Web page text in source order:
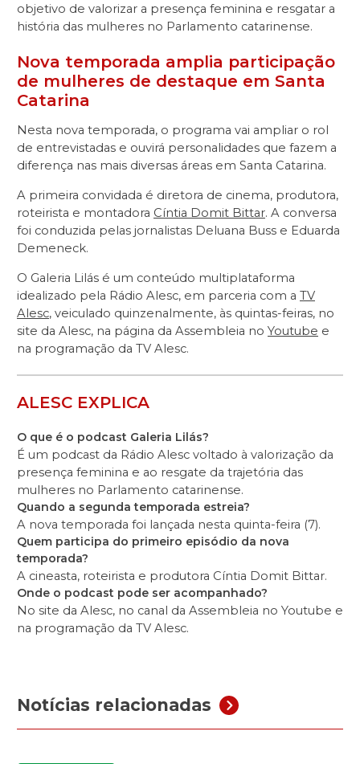
objetivo de valorizar a presença feminina e resgatar a
história das mulheres no Parlamento catarinense.
Nova temporada amplia participação
de mulheres de destaque em Santa
Catarina
Nesta nova temporada, o programa vai ampliar o rol
de entrevistadas e ouvirá personalidades que fazem a
diferença nas mais diversas áreas em Santa Catarina.
A primeira convidada é diretora de cinema, produtora,
roteirista e montadora Cíntia Domit Bittar. A conversa
foi conduzida pelas jornalistas Deluana Buss e Eduarda
Demeneck.
O Galeria Lilás é um conteúdo multiplataforma
idealizado pela Rádio Alesc, em parceria com a TV
Alesc, veiculado quinzenalmente, às quintas-feiras, no
site da Alesc, na página da Assembleia no Youtube e
na programação da TV Alesc.
ALESC EXPLICA
O que é o podcast Galeria Lilás?
É um podcast da Rádio Alesc voltado à valorização da
presença feminina e ao resgate da trajetória das
mulheres no Parlamento catarinense.
Quando a segunda temporada estreia?
A nova temporada foi lançada nesta quinta-feira (7).
Quem participa do primeiro episódio da nova
temporada?
A cineasta, roteirista e produtora Cíntia Domit Bittar.
Onde o podcast pode ser acompanhado?
No site da Alesc, no canal da Assembleia no Youtube e
na programação da TV Alesc.
Notícias relacionadas